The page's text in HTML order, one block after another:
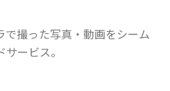
で撮った写真・動画をシーム
ービス。